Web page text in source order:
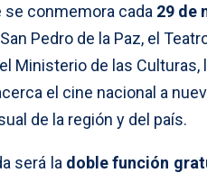
se conmemora cada 29 de
Pedro de la Paz, el
Ministerio de las
el cine nacional a
de la región y del país.
será la doble función